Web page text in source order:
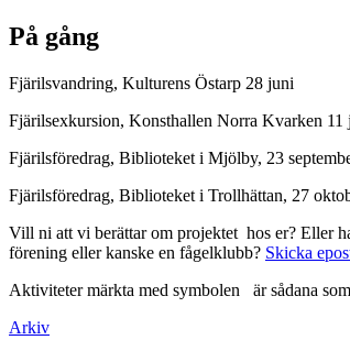
På gång
Fjärilsvandring, Kulturens Östarp 28 juni
Fjärilsexkursion, Konsthallen Norra Kvarken 11
Fjärilsföredrag, Biblioteket i Mjölby, 23
Fjärilsföredrag, Biblioteket i Trollhättan, 27
Vill ni att vi berättar om projektet hos er? Eller
förening eller kanske en fågelklubb? Skicka
Aktiviteter märkta med symbolen
är sådana
Arkiv